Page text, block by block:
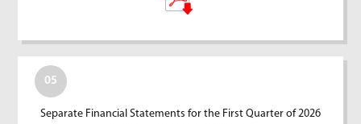
05
Separate Financial Statements for the First Quarter of 2026